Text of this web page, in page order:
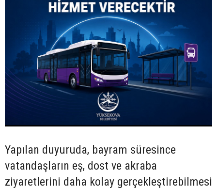
Yapılan duyuruda, bayram süresince
vatandaşların eş, dost ve akraba
ziyaretlerini daha kolay gerçekleştirebilmesi